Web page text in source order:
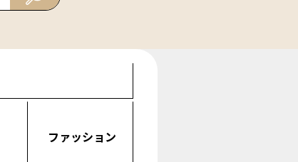
ファッション